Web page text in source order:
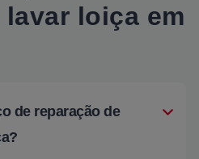
loiça em
de reparação de